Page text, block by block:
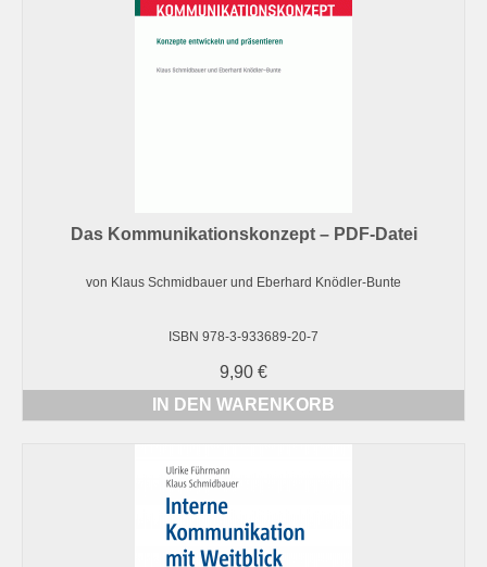
Das Kommunikationskonzept – PDF-Datei
von Klaus Schmidbauer und Eberhard Knödler-Bunte
ISBN 978-3-933689-20-7
9,90 €
IN DEN WARENKORB